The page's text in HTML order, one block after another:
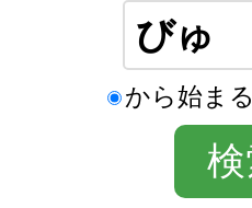
から始まる